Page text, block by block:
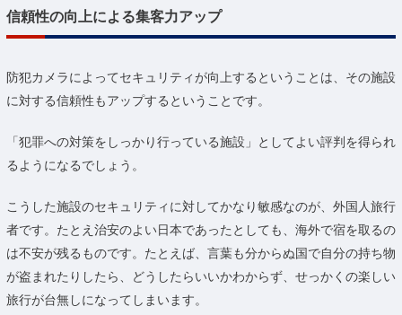
信頼性の向上による集客力アップ
防犯カメラによってセキュリティが向上するということは、その施設
に対する信頼性もアップするということです。
「犯罪への対策をしっかり行っている施設」としてよい評判を得られ
るようになるでしょう。
こうした施設のセキュリティに対してかなり敏感なのが、外国人旅行
者です。たとえ治安のよい日本であったとしても、海外で宿を取るの
は不安が残るものです。たとえば、言葉も分からぬ国で自分の持ち物
が盗まれたりしたら、どうしたらいいかわからず、せっかくの楽しい
旅行が台無しになってしまいます。